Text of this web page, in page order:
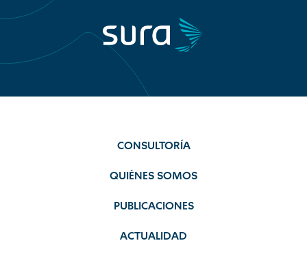
CONSULTORÍA
QUIÉNES SOMOS
PUBLICACIONES
ACTUALIDAD